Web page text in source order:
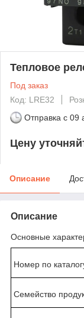
Тепловое
Под заказ
Код: LRE32
Отправка с 09
Цену
Описание
Описание
Основные
Номер по
Семейство